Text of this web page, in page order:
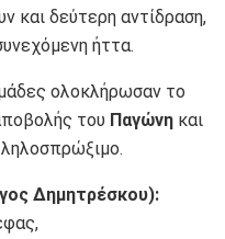
και δεύτερη αντίδραση,
ήττα.
ολοκλήρωσαν το
του Παγώνη και
Δημητρέσκου):